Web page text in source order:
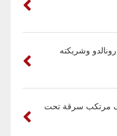
وشريكته
مرتكب سرقة تحت